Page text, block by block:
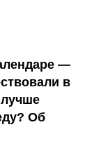
—
в
лучше
Об